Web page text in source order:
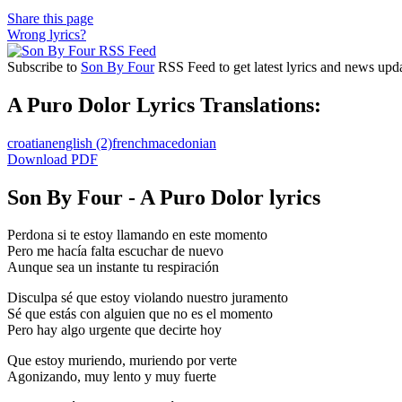
Share this page
Wrong lyrics?
Subscribe to Son By FourRSS Feed to get latest lyrics and news
A Puro Dolor Lyrics Translations:
croatianenglish (2)frenchmacedonian
Download PDF
Son By Four - A Puro Dolor lyrics
Perdona si te estoy llamando en este momento
Pero me hacía falta escuchar de nuevo
Aunque sea un instante tu respiración
Disculpa sé que estoy violando nuestro juramento
Sé que estás con alguien que no es el momento
Pero hay algo urgente que decirte hoy
Que estoy muriendo, muriendo por verte
Agonizando, muy lento y muy fuerte